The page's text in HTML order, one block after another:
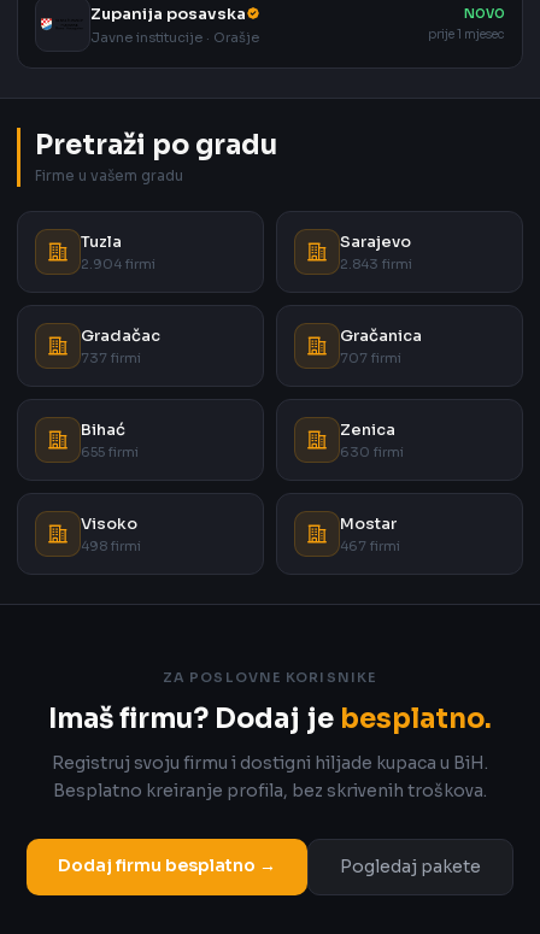
Zupanija posavska
Javne institucije · Orašje
NOVO
prije 1 mjesec
Pretraži po gradu
Firme u vašem gradu
Tuzla
2.904 firmi
Sarajevo
2.843 firmi
Gradačac
737 firmi
Gračanica
707 firmi
Bihać
655 firmi
Zenica
630 firmi
Visoko
498 firmi
Mostar
467 firmi
ZA POSLOVNE KORISNIKE
Imaš firmu? Dodaj je besplatno.
Registruj svoju firmu i dostigni hiljade kupaca u BiH.
Besplatno kreiranje profila, bez skrivenih troškova.
Dodaj firmu besplatno → Pogledaj pakete